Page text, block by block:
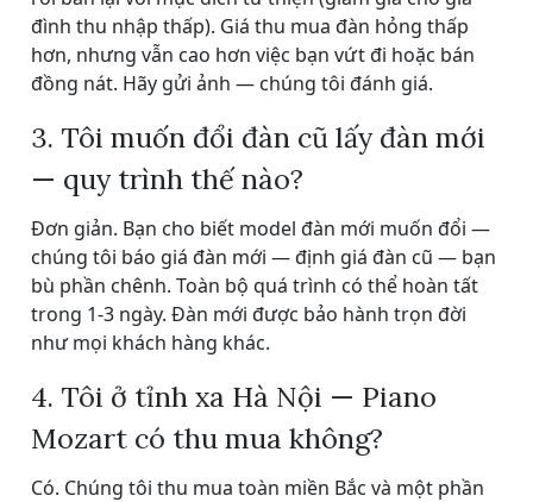
đình thu nhập thấp). Giá thu mua đàn hỏng thấp
hơn, nhưng vẫn cao hơn việc bạn vứt đi hoặc bán
đồng nát. Hãy gửi ảnh — chúng tôi đánh giá.
3. Tôi muốn đổi đàn cũ lấy đàn mới
— quy trình thế nào?
Đơn giản. Bạn cho biết model đàn mới muốn đổi —
chúng tôi báo giá đàn mới — định giá đàn cũ — bạn
bù phần chênh. Toàn bộ quá trình có thể hoàn tất
trong 1-3 ngày. Đàn mới được bảo hành trọn đời
như mọi khách hàng khác.
4. Tôi ở tỉnh xa Hà Nội — Piano
Mozart có thu mua không?
Có. Chúng tôi thu mua toàn miền Bắc và một phần